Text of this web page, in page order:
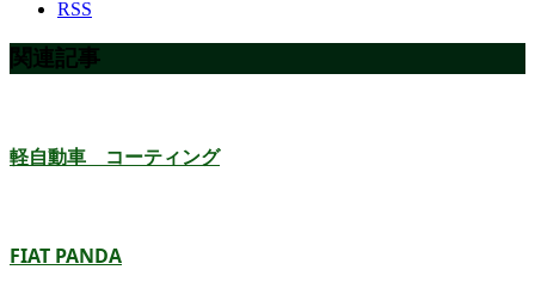
RSS
関連記事
軽自動車 コーティング
FIAT PANDA